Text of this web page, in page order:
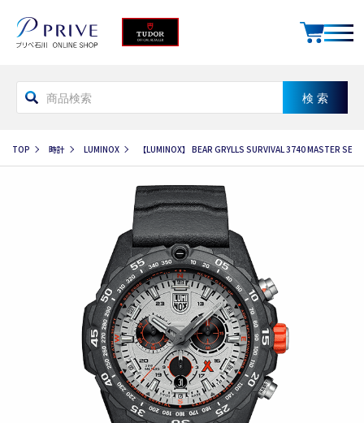
TOP 時計 LUMINOX 【LUMINOX】 BEAR GRYLLS SURVIVAL 3740 MASTER